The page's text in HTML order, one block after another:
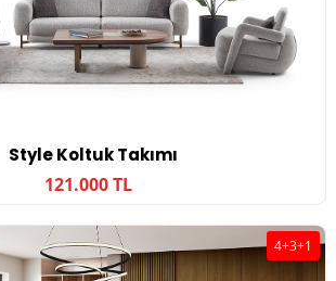
Style Koltuk Takımı
121.000 TL
4+3+1